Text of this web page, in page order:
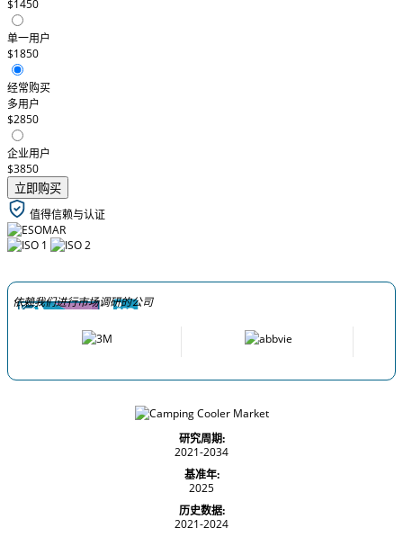
$1450
单一用户
$1850
经常购买
多用户
$2850
企业用户
$3850
立即购买
值得信赖与认证
依赖我们进行市场调研的公司
研究周期:
2021-2034
基准年:
2025
历史数据:
2021-2024